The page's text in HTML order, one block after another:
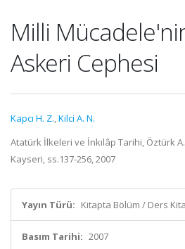
Milli
Askeri Cephesi
Kapcı H. Z.,Kilci A. N.
Atatürk İlkeleri ve İnkılâp Tarihi, Öztürk
Kayseri, ss.137-256, 2007
Yayın Türü: Kitapta Bölüm / Ders
Basım Tarihi: 2007